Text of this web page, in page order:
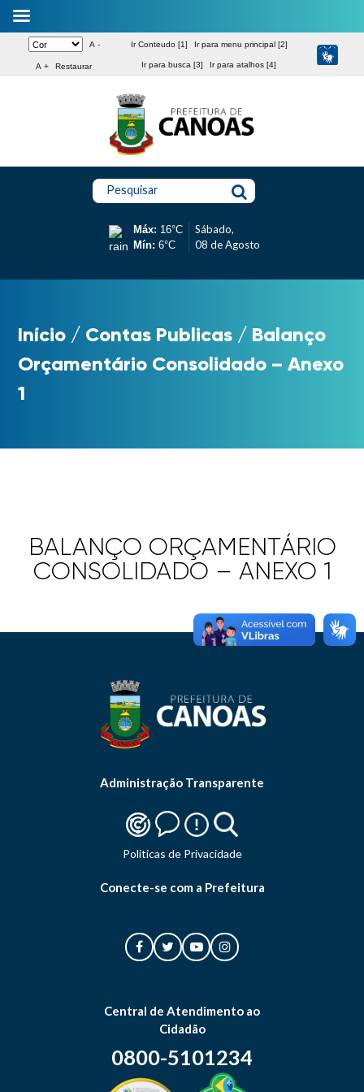
A -
A + Restaurar
Ir Conteudo [1] Ir para menu principal [2]
Ir para busca [3] Ir para atalhos [4]
Pesquisar
Máx: 16°C
Mín: 6°C
Sábado,
08 de Agosto
Início / Contas Publicas / Balanço
Orçamentário Consolidado – Anexo
1
BALANÇO ORÇAMENTÁRIO
CONSOLIDADO – ANEXO 1
Administração Transparente
Politicas de Privacidade
Conecte-se com a Prefeitura
Central de Atendimento ao
Cidadão
0800-5101234